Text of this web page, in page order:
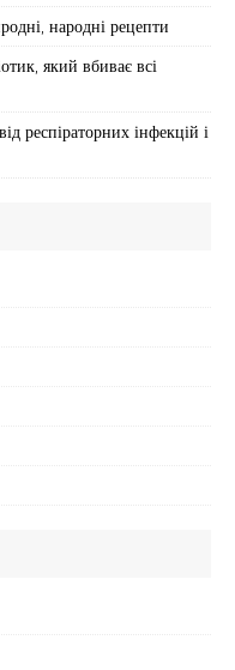
народні рецепти
який вбиває всі
інфекцій і